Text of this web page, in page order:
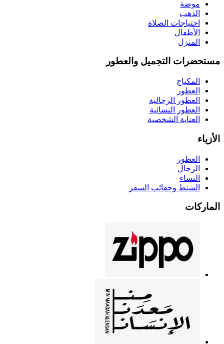
موضة
الذهب
احتياجات الصلاة
الأطفال
المنزل
مستحضرات التجميل والعطور
المكياج
العطور
العطور الرجالية
العطور النسائية
العناية الشخصية
الأزياء
العطور
الرجال
النساء
الشنط وحقائب السفر
الماركات